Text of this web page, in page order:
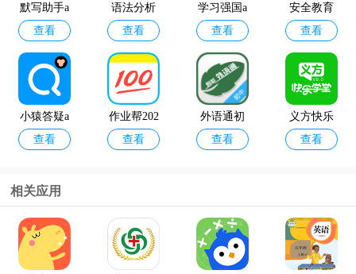
默写助手a
pp官方版
查看
语法分析
助手app
查看
学习强国a
pp
查看
安全教育
平台最新
版本
查看
小猿答疑a
pp
查看
作业帮202
4最新版
查看
外语通初
中版app最
查看
义方快乐
学堂
查看
金山背单
词app
查看
google翻译
app
查看
相关应用